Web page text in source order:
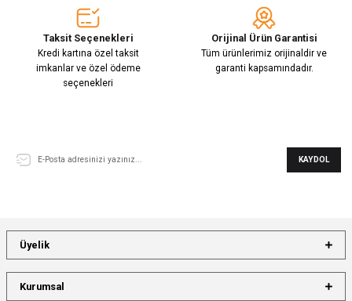
Taksit Seçenekleri
Kredi kartına özel taksit
imkanlar ve özel ödeme
seçenekleri
Orijinal Ürün Garantisi
Tüm ürünlerimiz orijinaldir ve
garanti kapsamındadır.
KAYDOL
Üyelik
Kurumsal